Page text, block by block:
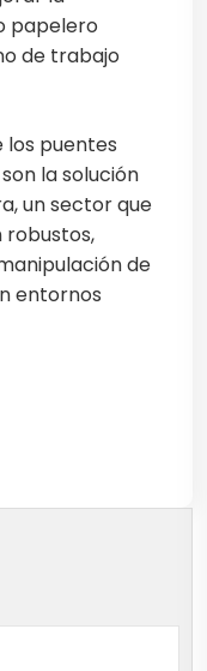
papelero
de trabajo
puentes
la solución
un sector que
robustos,
de
entornos